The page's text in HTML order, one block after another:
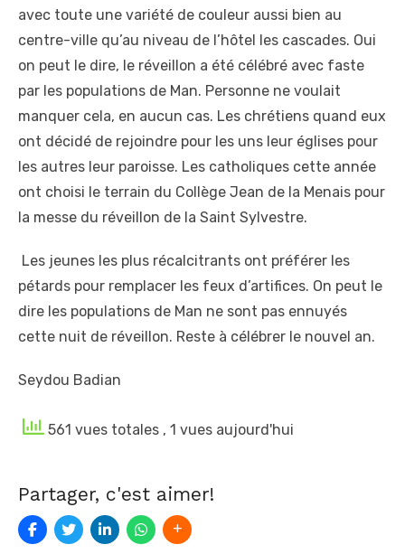
avec toute une variété de couleur aussi bien au
centre-ville qu’au niveau de l’hôtel les cascades. Oui
on peut le dire, le réveillon a été célébré avec faste
par les populations de Man. Personne ne voulait
manquer cela, en aucun cas. Les chrétiens quand eux
ont décidé de rejoindre pour les uns leur églises pour
les autres leur paroisse. Les catholiques cette année
ont choisi le terrain du Collège Jean de la Menais pour
la messe du réveillon de la Saint Sylvestre.
Les jeunes les plus récalcitrants ont préférer les
pétards pour remplacer les feux d’artifices. On peut le
dire les populations de Man ne sont pas ennuyés
cette nuit de réveillon. Reste à célébrer le nouvel an.
Seydou Badian
561 vues totales , 1 vues aujourd'hui
Partager, c'est aimer!